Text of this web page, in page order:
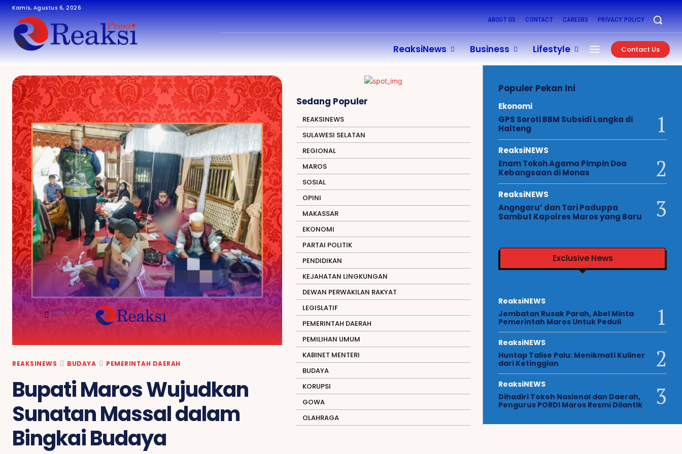
Kamis, Agustus 6, 2026
ABOUT US
CONTACT CAREERS PRIVACY POLICY
ReaksiNews Business Lifestyle Contact Us
credit by :
reaksipress.com
REAKSINEWS BUDAYA PEMERINTAH DAERAH
Bupati Maros Wujudkan
Sunatan Massal dalam
Bingkai Budaya
Sedang Populer
REAKSINEWS
SULAWESI SELATAN
REGIONAL
MAROS
SOSIAL
OPINI
MAKASSAR
EKONOMI
PARTAI POLITIK
PENDIDIKAN
KEJAHATAN LINGKUNGAN
DEWAN PERWAKILAN RAKYAT
LEGISLATIF
PEMERINTAH DAERAH
PEMILIHAN UMUM
KABINET MENTERI
BUDAYA
KORUPSI
GOWA
OLAHRAGA
Populer Pekan Ini
Ekonomi
GPS Soroti BBM Subsidi Langka di
Halteng
ReaksiNEWS
Enam Tokoh Agama Pimpin Doa
Kebangsaan di Monas
ReaksiNEWS
Angngaru’ dan Tari Paduppa
Sambut Kapolres Maros yang Baru
Exclusive News
ReaksiNEWS
Jembatan Rusak Parah, Abel Minta
Pemerintah Maros Untuk Peduli
ReaksiNEWS
Huntap Talise Palu: Menikmati Kuliner
dari Ketinggian
ReaksiNEWS
Dihadiri Tokoh Nasional dan Daerah,
Pengurus PORDI Maros Resmi Dilantik